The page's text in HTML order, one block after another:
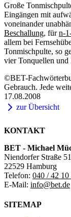
Große
Eingängen mit
voneinander
Beschallung, fürn-
allem bei
Tonmischpulte, so
vier Tonquellen
©BET-
Gebrauch. Jede
17.08.2008
zur Übersicht
KONTAKT
BET - Michael
Niendorfer Straße 51
22529 Hamburg
Telefon: 040 / 42 10
E-Mail: info@bet.de
SITEMAP